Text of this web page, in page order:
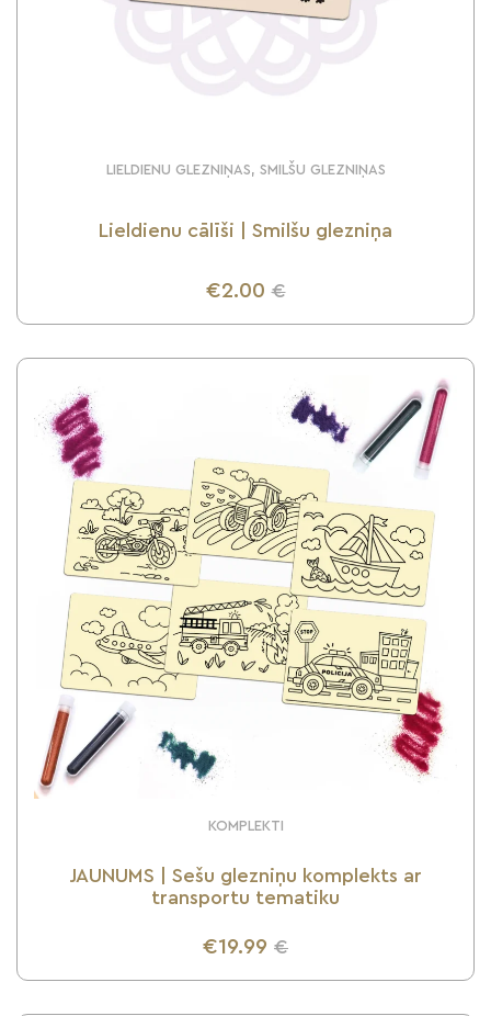
LIELDIENU GLEZNIŅAS, SMILŠU GLEZNIŅAS
Lieldienu cālīši | Smilšu glezniņa
€2.00 €
UZZINI VAIRĀK
KOMPLEKTI
JAUNUMS | Sešu glezniņu komplekts ar
transportu tematiku
€19.99 €
UZZINI VAIRĀK